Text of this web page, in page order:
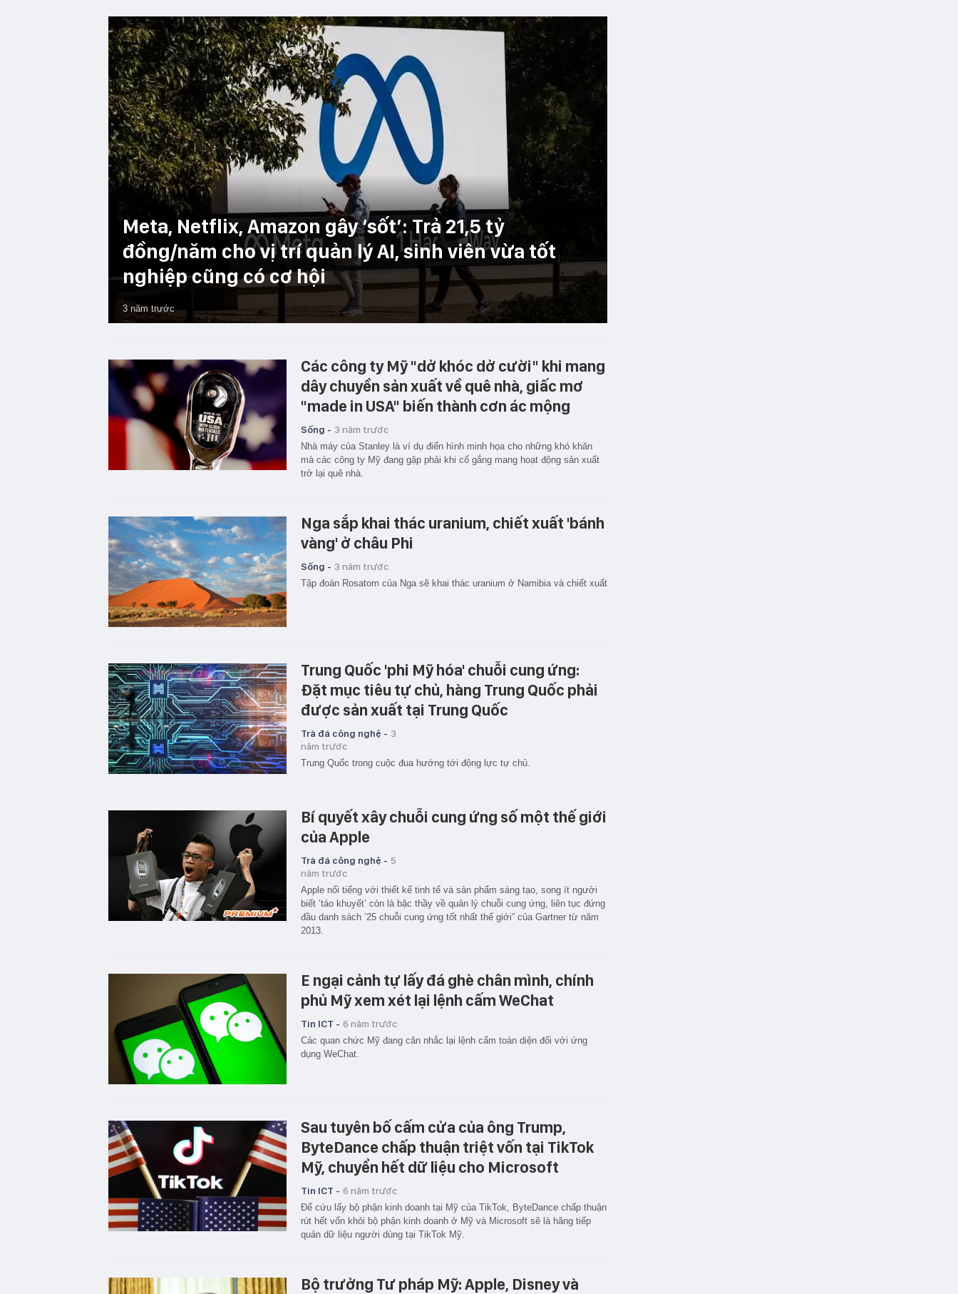
Meta, Netflix, Amazon gây ‘sốt’: Trả 21,5 tỷ
đồng/năm cho vị trí quản lý AI, sinh viên vừa tốt
nghiệp cũng có cơ hội
3 năm trước
Các công ty Mỹ "dở khóc dở cười" khi mang
dây chuyền sản xuất về quê nhà, giấc mơ
"made in USA" biến thành cơn ác mộng
Sống - 3 năm trước
Nhà máy của Stanley là ví dụ điển hình minh họa cho những khó khăn
mà các công ty Mỹ đang gặp phải khi cố gắng mang hoạt động sản xuất
trở lại quê nhà.
Nga sắp khai thác uranium, chiết xuất 'bánh
vàng' ở châu Phi
Sống - 3 năm trước
Tập đoàn Rosatom của Nga sẽ khai thác uranium ở Namibia và chiết xuất
Trung Quốc 'phi Mỹ hóa' chuỗi cung ứng:
Đặt mục tiêu tự chủ, hàng Trung Quốc phải
được sản xuất tại Trung Quốc
Trà đá công nghệ - 3
năm trước
Trung Quốc trong cuộc đua hướng tới động lực tự chủ.
Bí quyết xây chuỗi cung ứng số một thế giới
của Apple
Trà đá công nghệ - 5
năm trước
Apple nổi tiếng với thiết kế tinh tế và sản phẩm sáng tạo, song ít người
biết ‘táo khuyết’ còn là bậc thầy về quản lý chuỗi cung ứng, liên tục đứng
đầu danh sách ’25 chuỗi cung ứng tốt nhất thế giới” của Gartner từ năm
2013.
E ngại cảnh tự lấy đá ghè chân mình, chính
phủ Mỹ xem xét lại lệnh cấm WeChat
Tin ICT - 6 năm trước
Các quan chức Mỹ đang cân nhắc lại lệnh cấm toàn diện đối với ứng
dụng WeChat.
Sau tuyên bố cấm cửa của ông Trump,
ByteDance chấp thuận triệt vốn tại TikTok
Mỹ, chuyển hết dữ liệu cho Microsoft
Tin ICT - 6 năm trước
Để cứu lấy bộ phận kinh doanh tại Mỹ của TikTok, ByteDance chấp thuận
rút hết vốn khỏi bộ phận kinh doanh ở Mỹ và Microsoft sẽ là hãng tiếp
quản dữ liệu người dùng tại TikTok Mỹ.
Bộ trưởng Tư pháp Mỹ: Apple, Disney và